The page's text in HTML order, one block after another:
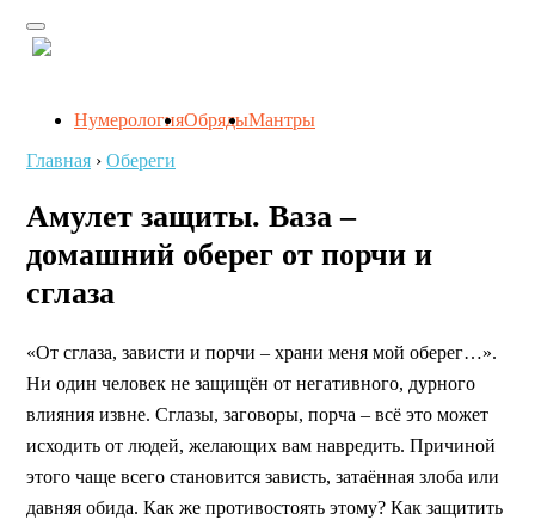
НумерологияОбрядыМантры
Главная › Обереги
Амулет защиты. Ваза –
домашний оберег от порчи и
сглаза
«От сглаза, зависти и порчи – храни меня мой оберег…».
Ни один человек не защищён от негативного, дурного
влияния извне. Сглазы, заговоры, порча – всё это может
исходить от людей, желающих вам навредить. Причиной
этого чаще всего становится зависть, затаённая злоба или
давняя обида. Как же противостоять этому? Как защитить